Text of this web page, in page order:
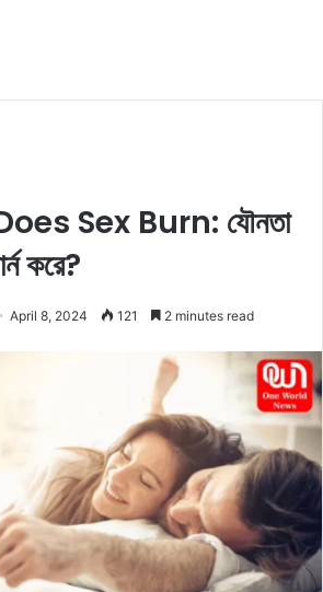
Sex Burn: যৌনতা
করে?
April 8, 2024 121 2 minutes read